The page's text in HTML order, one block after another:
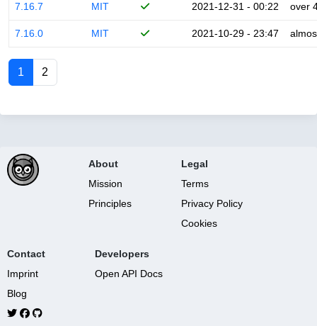
7.16.7 MIT 2021-12-31 - 00:22 over
7.16.0 MIT 2021-10-29 - 23:47
1 2
About
Mission
Principles
Legal
Terms
Privacy Policy
Cookies
Contact
Imprint
Blog
Developers
Open API Docs